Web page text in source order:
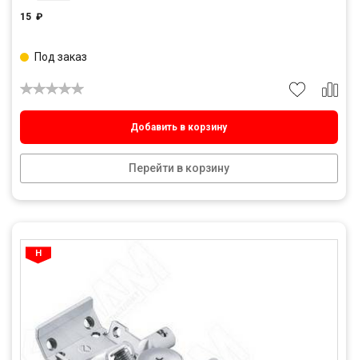
15 ₽
Добавить в корзину
Перейти в корзину
Под заказ